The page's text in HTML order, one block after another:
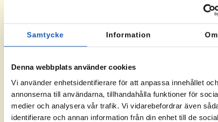
Samtycke Information Om
Denna webbplats använder cookies
Vi använder enhetsidentifierare för att anpassa innehållet och
annonserna till användarna, tillhandahålla funktioner för
medier och analysera vår trafik. Vi vidarebefordrar även
identifierare och annan information från din enhet till de
hoppades på. Karina fick jobbet.
En viktig del i processen var också stödet kring
nystartsjobb, vilket gjorde det möjligt för
arbetsgivaren att genomföra anställningen.
Arbetslivsresurs hjälpte till med ansökan och
fungerade som en länk mellan alla parter
under hela rekryteringen.